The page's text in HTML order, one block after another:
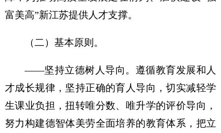
富美高”新江苏提供人才支撑。
（二）基本原则。
——坚持立德树人导向。遵循教育发展和人
才成长规律，坚持正确的育人导向，切实减轻学
生课业负担，扭转唯分数、唯升学的评价导向，
努力构建德智体美劳全面培养的教育体系，把立